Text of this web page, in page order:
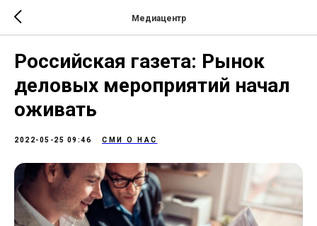
Медиацентр
Российская газета: Рынок
деловых мероприятий начал
оживать
2022-05-25 09:46 СМИ О НАС